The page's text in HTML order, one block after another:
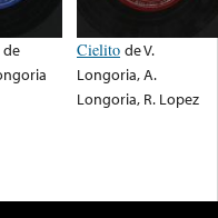
de
Cielito deV.
Longoria, A.
Longoria, R. Lopez